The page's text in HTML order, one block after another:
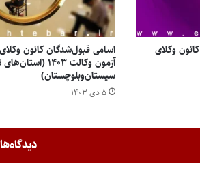
مجموعه کارنامه آزمون وکالت ۱۴۰۳ کانون وکلای
اسامی قبول‌شدگان کانون
آزمون وکالت ۱۴۰۳
سیستان‌وبلوچستان)
۵ دی ۱۴۰۳
دیدگاه‌ها